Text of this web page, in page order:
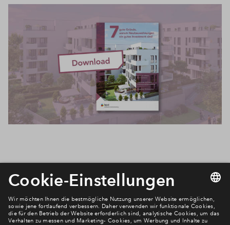
Newsletter Anmeldung
Verpassen Sie zu diesem Wohnprojekt keine Neuigkeiten